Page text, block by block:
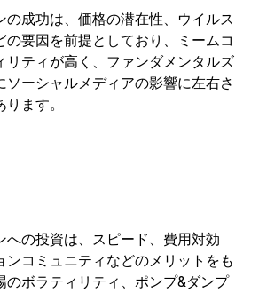
の成功は、価格の潜在性、ウイルス
の要因を前提としており、ミームコ
リティが高く、ファンダメンタルズ
ソーシャルメディアの影響に左右さ
ます。
への投資は、スピード、費用対効
ンコミュニティなどのメリットをも
のボラティリティ、ポンプ&ダンプ